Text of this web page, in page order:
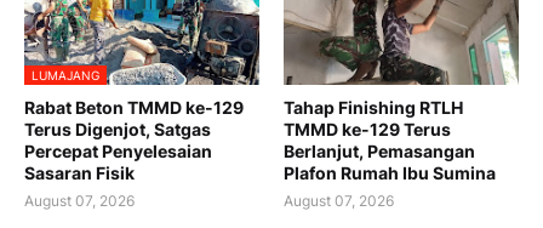
LUMAJANG
Rabat Beton TMMD ke-129
Terus Digenjot, Satgas
Percepat Penyelesaian
Sasaran Fisik
August 07, 2026
Tahap Finishing RTLH
TMMD ke-129 Terus
Berlanjut, Pemasangan
Plafon Rumah Ibu Sumina
August 07, 2026